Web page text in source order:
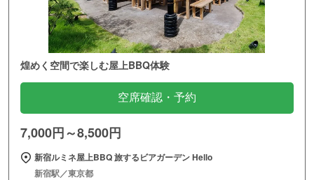
煌めく空間で楽しむ屋上BBQ体験
空席確認・予約
7,000円～8,500円
新宿ルミネ屋上BBQ 旅するビアガーデン Hello
新宿駅／東京都